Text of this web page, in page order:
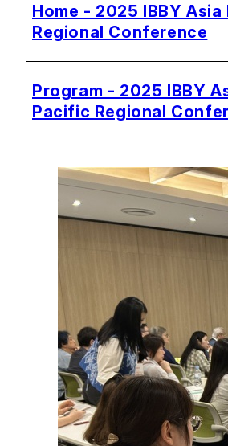
Home - 2025 IBBY
Regional Conference
Program - 2025 IBBY
Pacific Regional